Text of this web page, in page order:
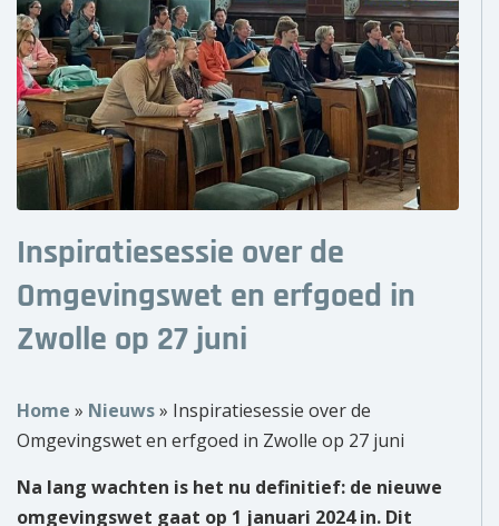
Nieuws
Agenda
Over ons
Wie zijn wij?
Contact
Zoek
naar:
Inspiratiesessie over de
Omgevingswet en erfgoed in
Zwolle op 27 juni
Home » Nieuws» Inspiratiesessie over de
Omgevingswet en erfgoed in Zwolle op 27 juni
Na lang wachten is het nu definitief: de nieuwe
omgevingswet gaat op 1 januari 2024 in. Dit